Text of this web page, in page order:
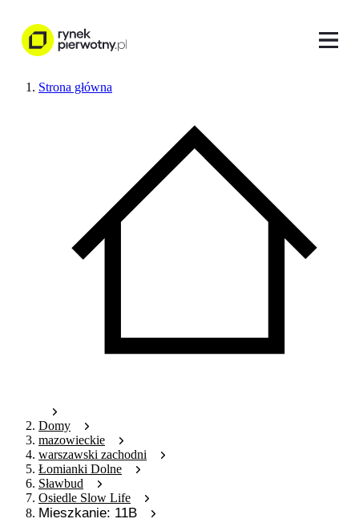
Strona główna
Domy
mazowieckie
warszawski zachodni
Łomianki Dolne
Sławbud
Osiedle Slow Life
Mieszkanie: 11B